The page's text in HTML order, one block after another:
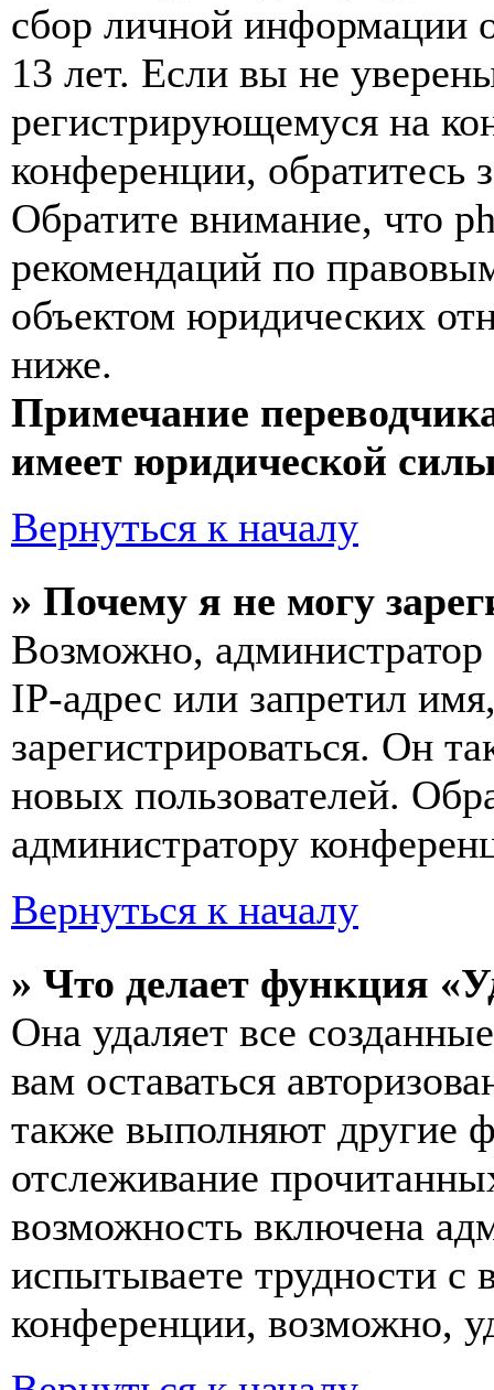
сбор личной информации
13 лет. Если вы не
регистрирующемуся на
конференции, обратитесь
Обратите внимание, что
рекомендаций по
объектом юридических
ниже.
Примечание
имеет юридической
Вернуться к началу
» Почему я не могу
Возможно,
IP-адрес или запретил
зарегистрироваться. Он
новых пользователей.
администратору
Вернуться к началу
» Что делает функция
Она удаляет все
вам оставаться
также выполняют другие
отслеживание
возможность включена
испытываете трудности с
конференции, возможно,